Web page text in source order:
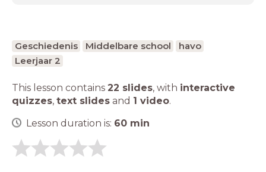
Geschiedenis Middelbare school
havo
Leerjaar 2
This lesson contains 22 slides, with interactive
quizzes, text slides and 1 video.
Lesson duration is: 60 min